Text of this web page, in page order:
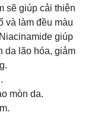
sẽ giúp cải thiện
và làm đều màu
giúp
da lão hóa, giảm
mòn da.